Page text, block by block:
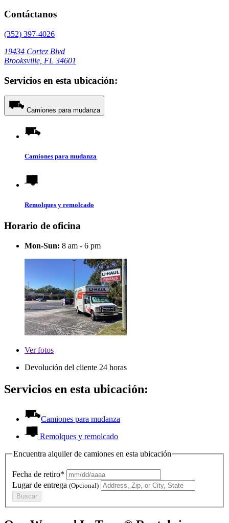
Contáctanos
(352) 397-4026
19434 Cortez Blvd
Brooksville, FL 34601
Servicios en esta ubicación:
Camiones para mudanza
Camiones para mudanza
Remolques y remolcado
Horario de oficina
Mon-Sun: 8 am - 6 pm
Verfotos
Devolución del cliente 24 horas
Servicios en esta ubicación:
Camiones para mudanza
Remolques y remolcado
Encuentra alquiler de camiones en esta ubicación
Fecha de retiro*
Lugar de entrega (Opcional)
Buscar